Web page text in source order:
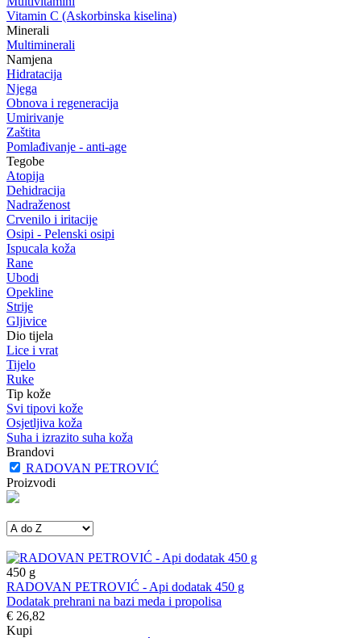
Vitamin C (Askorbinska kiselina)
Minerali
Multiminerali
Namjena
Hidratacija
Njega
Obnova i regeneracija
Umirivanje
Zaštita
Pomlađivanje - anti-age
Tegobe
Atopija
Dehidracija
Nadraženost
Crvenilo i iritacije
Osipi - Pelenski osipi
Ispucala koža
Rane
Ubodi
Opekline
Strije
Gljivice
Dio tijela
Lice i vrat
Tijelo
Ruke
Tip kože
Svi tipovi kože
Osjetljiva koža
Suha i izrazito suha koža
Brandovi
RADOVAN PETROVIĆ
Proizvodi
450 g
RADOVAN PETROVIĆ - Api dodatak 450 g
Dodatak prehrani na bazi meda i propolisa
€ 26,82
Kupi